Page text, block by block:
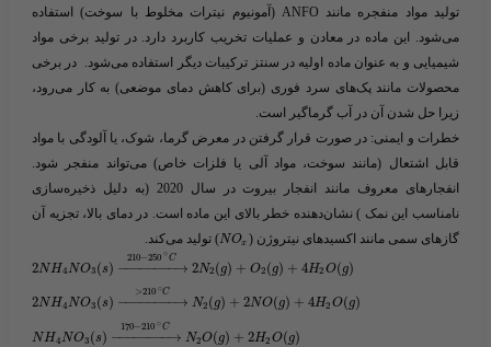
تولید مواد منفجره مانند ANFO (آمونیوم نیترات مخلوط با سوخت) استفاده
می‌شود. این ماده در معادن و عملیات تخریب کاربرد دارد. در تولید برخی مواد
شیمیایی و به عنوان ماده اولیه در سنتز ترکیبات دیگر استفاده می‌شود. در برخی
محصولات مانند پک‌های سرد فوری (برای کاهش دمای موضعی) به کار می‌رود،
زیرا حل شدن آن در آب گرماگیر است.
خطرات و ایمنی: در صورت قرار گرفتن در معرض گرما، شوک، یا آلودگی با مواد
قابل اشتعال (مانند سوخت، مواد آلی یا فلزات خاص) می‌تواند منفجر شود.
انفجارهای معروف مانند انفجار بیروت در سال 2020 (به دلیل ذخیره‌سازی
نامناسب این نمک ) نشان‌دهنده خطر بالای این ماده است. در دمای بالا، تجزیه آن
گازهای سمی مانند اکسیدهای نیتروژن (​
NOx
​) تولید می‌کند.
2NH4NO3 (s) − →
−−−−−−−
210−250 ∘C
2N2 (g) + O2 (g) + 4H2 O(g)
2NH4NO3 (s) − →
−−−−−−−
>210 ∘C
N2 (g) + 2NO(g) + 4H2 O(g)
NH4NO3 (s) − →
−−−−−−−
170−210 ∘C
N2O(g) + 2H2 O(g)